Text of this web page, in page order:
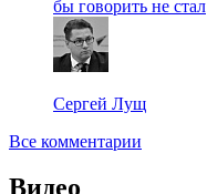
бы говорить не стал
Сергей Лущ
Все комментарии
Видео